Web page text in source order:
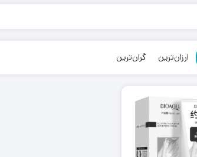
ارزان‌ترین گران‌ترین